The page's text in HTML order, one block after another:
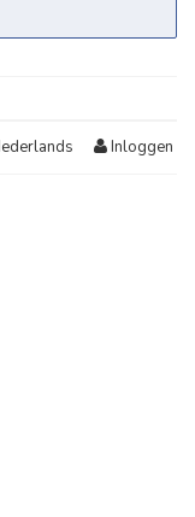
Inloggen